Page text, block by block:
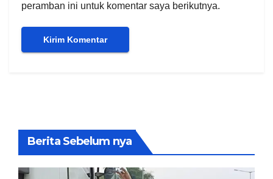
peramban ini untuk komentar saya berikutnya.
Berita Sebelum nya